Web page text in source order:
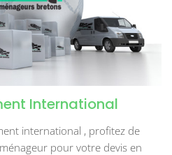
International
international , profitez de
pour votre devis en